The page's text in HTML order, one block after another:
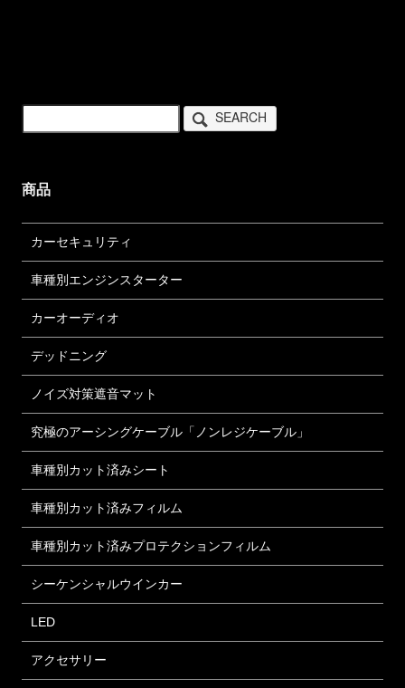
SEARCH
商品
カーセキュリティ
車種別エンジンスターター
カーオーディオ
デッドニング
ノイズ対策遮音マット
究極のアーシングケーブル「ノンレジケーブル」
車種別カット済みシート
車種別カット済みフィルム
車種別カット済みプロテクションフィルム
シーケンシャルウインカー
LED
アクセサリー